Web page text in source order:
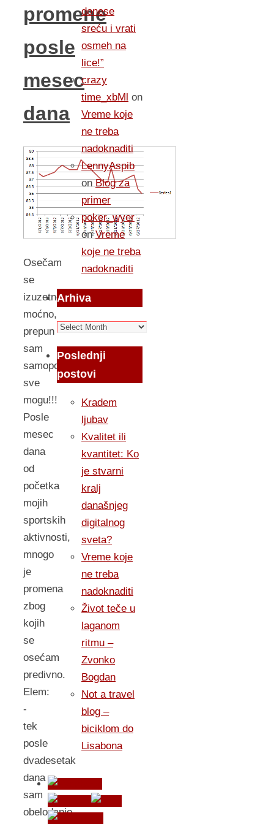
promene
posle
mesec
dana
Osečam
se
izuzetno
moćno,
prepun
sam
samopouzdanja,
sve
mogu!!!
Posle
mesec
dana
od
početka
mojih
sportskih
aktivnosti,
mnogo
je
promena
zbog
kojih
se
osećam
predivno.
Elem:
-
tek
posle
dvadesetak
dana
sam
obelodanio
donese
sreću i vrati
osmeh na
lice!”
crazy
time_xbMl on
Vreme koje
ne treba
nadoknaditi
LennyAspib
onBlog za
primer
poker_wyer
onVreme
koje ne treba
nadoknaditi
Arhiva
Arhiva
Poslednji
postovi
Kradem
ljubav
Kvalitet ili
kvantitet: Ko
je stvarni
kralj
današnjeg
digitalnog
sveta?
Vreme koje
ne treba
nadoknaditi
Život teče u
laganom
ritmu –
Zvonko
Bogdan
Not a travel
blog –
biciklom do
Lisabona